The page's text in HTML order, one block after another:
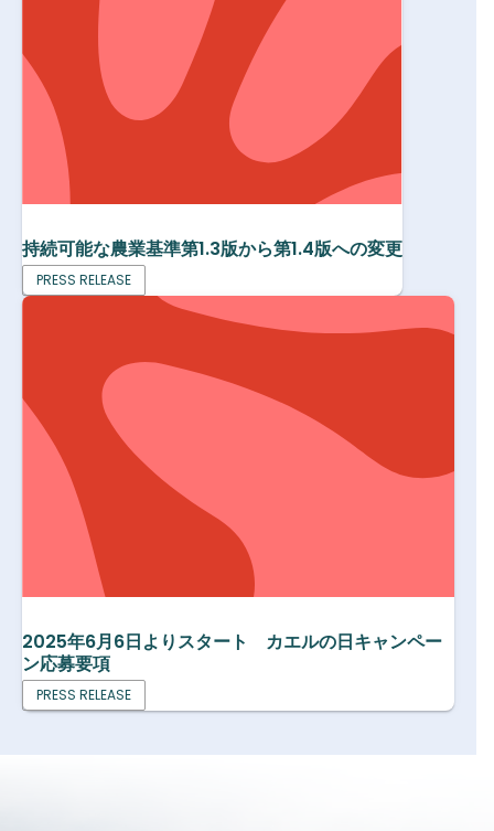
持続可能な農業基準第1.3版から第1.4版への変更
PRESS RELEASE
2025年6月6日よりスタート カエルの日キャンペー
ン応募要項
PRESS RELEASE